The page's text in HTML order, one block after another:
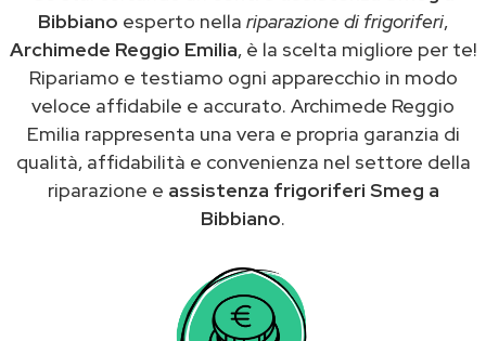
Bibbiano esperto nella riparazione di frigoriferi,
Archimede Reggio Emilia, è la scelta migliore per te!
Ripariamo e testiamo ogni apparecchio in modo
veloce affidabile e accurato. Archimede Reggio
Emilia rappresenta una vera e propria garanzia di
qualità, affidabilità e convenienza nel settore della
riparazione e assistenza frigoriferi Smeg a
Bibbiano.